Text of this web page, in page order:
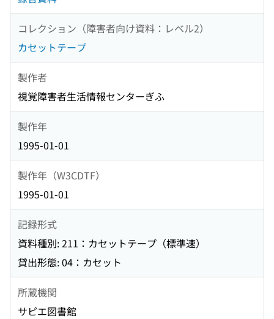
コレクション（障害者向け資料：レベル2）
カセットテープ
製作者
視覚障害者生活情報センターぎふ
製作年
1995-01-01
製作年（W3CDTF）
1995-01-01
記録形式
資料種別: 211：カセットテープ（標準速）
貸出形態: 04：カセット
所蔵機関
サピエ図書館